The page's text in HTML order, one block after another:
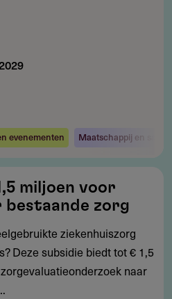
evenementen Maatschappij en
miljoen voor
bestaande zorg
ziekenhuiszorg
Deze subsidie biedt tot € 1,5
naar